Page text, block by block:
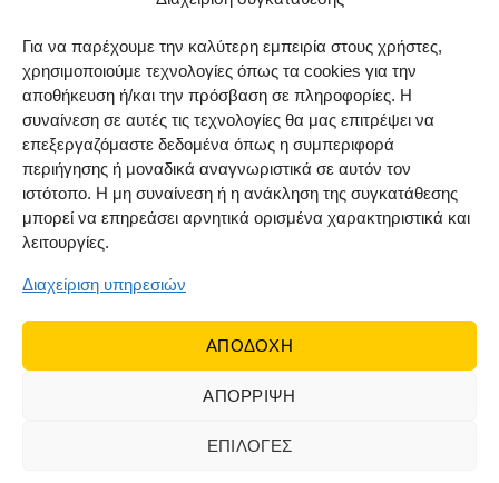
Για να παρέχουμε την καλύτερη εμπειρία στους χρήστες,
χρησιμοποιούμε τεχνολογίες όπως τα cookies για την
αποθήκευση ή/και την πρόσβαση σε πληροφορίες. Η
συναίνεση σε αυτές τις τεχνολογίες θα μας επιτρέψει να
επεξεργαζόμαστε δεδομένα όπως η συμπεριφορά
περιήγησης ή μοναδικά αναγνωριστικά σε αυτόν τον
ιστότοπο. Η μη συναίνεση ή η ανάκληση της συγκατάθεσης
μπορεί να επηρεάσει αρνητικά ορισμένα χαρακτηριστικά και
λειτουργίες.
Διαχείριση υπηρεσιών
ΑΠΟΔΟΧΗ
ΑΠΟΡΡΙΨΗ
ΕΠΙΛΟΓΕΣ
Όροι χρήσης
Cookie Policy (EU)
ΑΚΟΛΟΥΘΗΣΤΕ ΜΑΣ
Web development